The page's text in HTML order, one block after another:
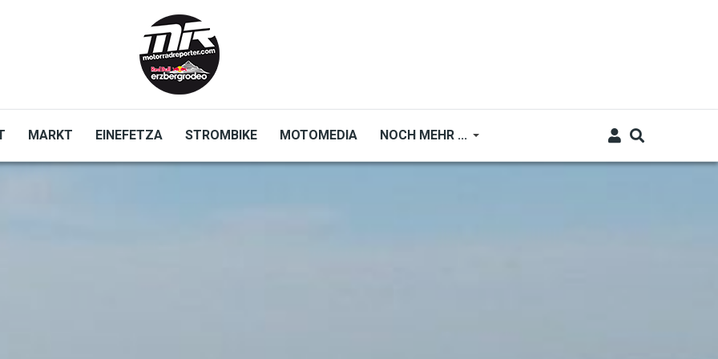
MARKT EINEFETZA STROMBIKE MOTOMEDIA NOCH MEHR ...